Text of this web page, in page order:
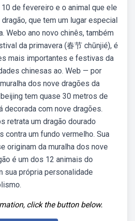
de fevereiro e o animal que ele
que tem um lugar especial
Webo ano novo chinês, também
da primavera (春节 chūnjié), é
mais importantes e festivas da
chinesas ao. Web — por
dos nove dragões da
tem quase 30 metros de
decorada com nove dragões.
retrata um dragão dourado
contra um fundo vermelho. Sua
originam da muralha dos nove
é um dos 12 animais do
sua própria personalidade
click the button below.